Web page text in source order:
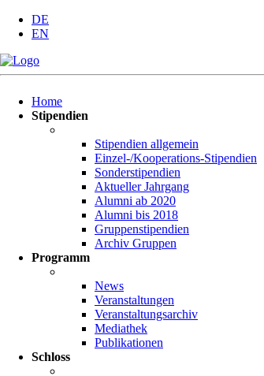
DE
EN
überspringen
Home
Stipendien
Stipendien allgemein
Einzel-/Kooperations-Stipendien
Sonderstipendien
Aktueller Jahrgang
Alumni ab 2020
Alumni bis 2018
Gruppenstipendien
Archiv Gruppen
Programm
News
Veranstaltungen
Veranstaltungsarchiv
Mediathek
Publikationen
Schloss